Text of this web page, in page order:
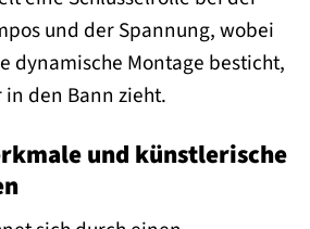
und der Spannung, wobei
dynamische Montage besticht,
den Bann zieht.
und künstlerische